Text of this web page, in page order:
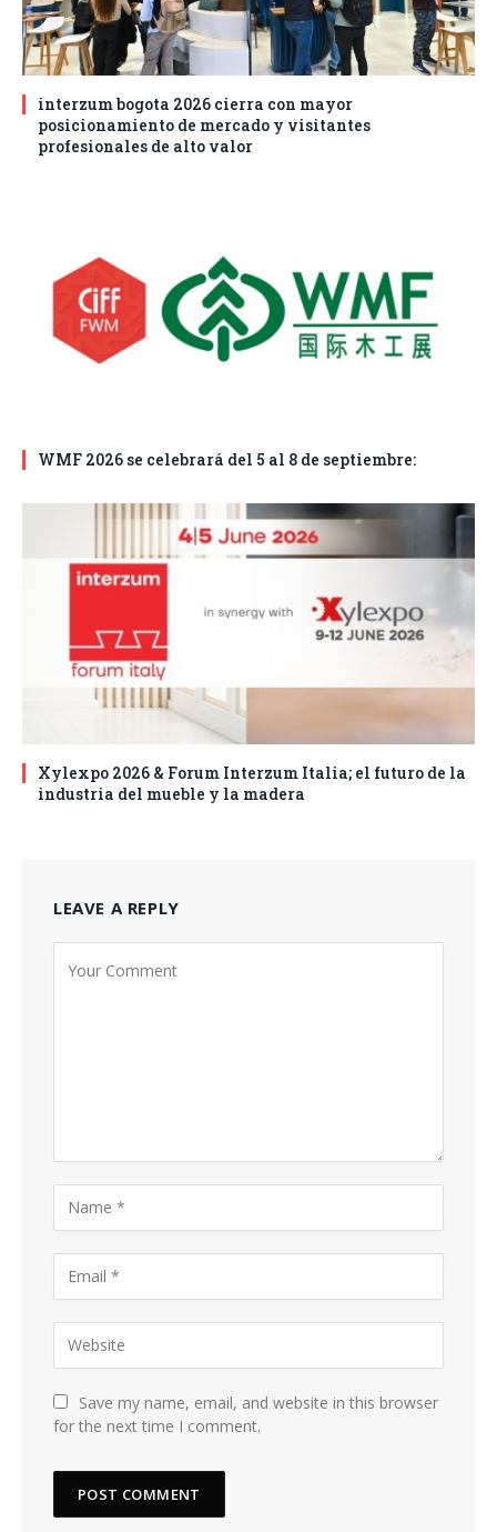
interzum bogota 2026 cierra con mayor
posicionamiento de mercado y visitantes
profesionales de alto valor
WMF 2026 se celebrará del 5 al 8 de septiembre:
Xylexpo 2026 & Forum Interzum Italia; el futuro de la
industria del mueble y la madera
LEAVE A REPLY
Save my name, email, and website in this browser
for the next time I comment.